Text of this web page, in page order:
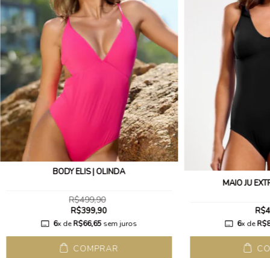
BODY ELIS | OLINDA
R$499,90
R$399,90
6x deR$66,65sem juros
COMPRAR
MAIÔ JU
6x de